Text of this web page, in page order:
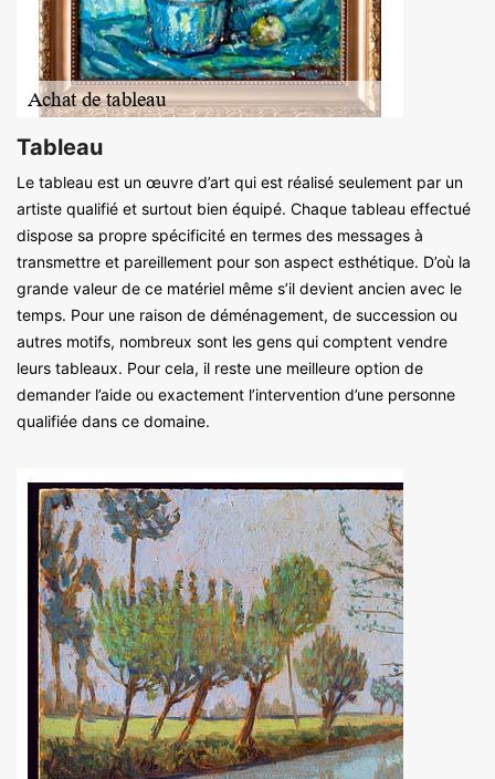
Tableau
Le tableau est un œuvre d’art qui est réalisé seulement par un
artiste qualifié et surtout bien équipé. Chaque tableau effectué
dispose sa propre spécificité en termes des messages à
transmettre et pareillement pour son aspect esthétique. D’où la
grande valeur de ce matériel même s’il devient ancien avec le
temps. Pour une raison de déménagement, de succession ou
autres motifs, nombreux sont les gens qui comptent vendre
leurs tableaux. Pour cela, il reste une meilleure option de
demander l’aide ou exactement l’intervention d’une personne
qualifiée dans ce domaine.